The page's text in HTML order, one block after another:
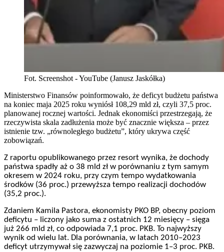
Fot. Screenshot - YouTube (Janusz Jaskółka)
Ministerstwo Finansów poinformowało, że deficyt budżetu państwa
na koniec maja 2025 roku wyniósł 108,29 mld zł, czyli 37,5 proc.
planowanej rocznej wartości. Jednak ekonomiści przestrzegają, że
rzeczywista skala zadłużenia może być znacznie większa – przez
istnienie tzw. „równoległego budżetu”, który ukrywa część
zobowiązań.
Z raportu opublikowanego przez resort wynika, że dochody
państwa spadły aż o 38 mld zł w porównaniu z tym samym
okresem w 2024 roku, przy czym tempo wydatkowania
środków (36 proc.) przewyższa tempo realizacji dochodów
(35,2 proc.).
Zdaniem Kamila Pastora, ekonomisty PKO BP, obecny poziom
deficytu – liczony jako suma z ostatnich 12 miesięcy – sięga
już 266 mld zł, co odpowiada 7,1 proc. PKB. To najwyższy
wynik od wielu lat. Dla porównania, w latach 2010–2023
deficyt utrzymywał się zazwyczaj na poziomie 1–3 proc. PKB.